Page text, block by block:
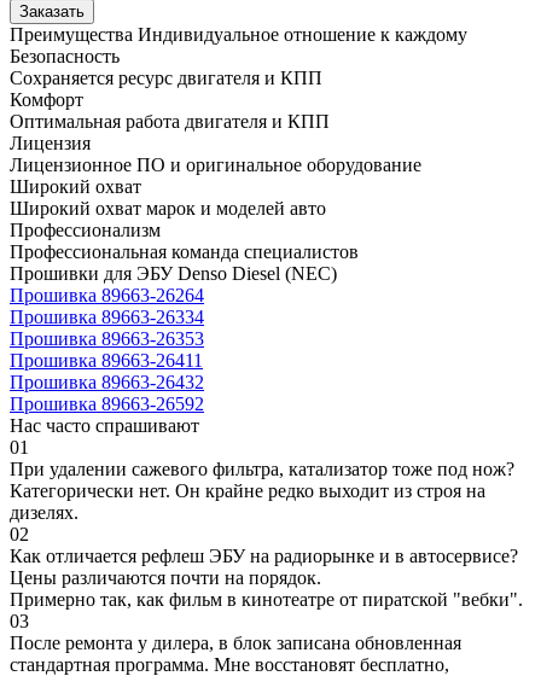
Заказать
Преимущества Индивидуальное отношение к каждому
Безопасность
Сохраняется ресурс двигателя и КПП
Комфорт
Оптимальная работа двигателя и КПП
Лицензия
Лицензионное ПО и оригинальное оборудование
Широкий охват
Широкий охват марок и моделей авто
Профессионализм
Профессиональная команда специалистов
Прошивки для ЭБУ Denso Diesel (NEC)
Прошивка 89663-26264
Прошивка 89663-26334
Прошивка 89663-26353
Прошивка 89663-26411
Прошивка 89663-26432
Прошивка 89663-26592
Нас часто спрашивают
01
При удалении сажевого фильтра, катализатор тоже под нож?
Категорически нет. Он крайне редко выходит из строя на
дизелях.
02
Как отличается рефлеш ЭБУ на радиорынке и в автосервисе?
Цены различаются почти на порядок.
Примерно так, как фильм в кинотеатре от пиратской "вебки".
03
После ремонта у дилера, в блок записана обновленная
стандартная программа. Мне восстановят бесплатно,